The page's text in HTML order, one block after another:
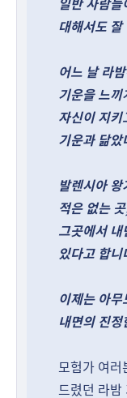
대해서도
어느 날 라
기운을 느
자신이 지
기운과 닮
발렌시아
적은 없는
그곳에서
있다고 합니
이제는 아
내면의 진
모험가 여러
드렸던 라밤